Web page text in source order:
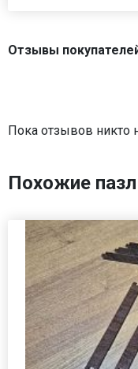
Отзывы
Пока отзывов никто
Похожие